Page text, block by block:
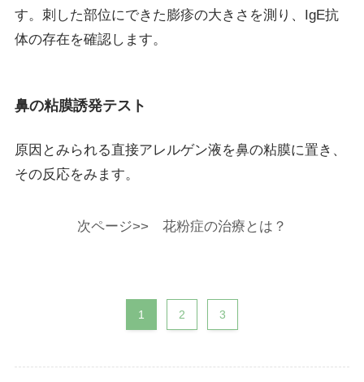
す。刺した部位にできた膨疹の大きさを測り、IgE抗
体の存在を確認します。
鼻の粘膜誘発テスト
原因とみられる直接アレルゲン液を鼻の粘膜に置き、
その反応をみます。
次ページ>> 花粉症の治療とは？
1 2 3